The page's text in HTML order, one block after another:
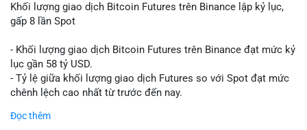
Khối lượng giao dịch Bitcoin Futures trên Binance lập kỷ lục,
gấp 8 lần Spot
- Khối lượng giao dịch Bitcoin Futures trên Binance đạt mức kỷ
lục gần 58 tỷ USD.
- Tỷ lệ giữa khối lượng giao dịch Futures so với Spot đạt mức
chênh lệch cao nhất từ trước đến nay.
dịch Spot.
Đọc thêm